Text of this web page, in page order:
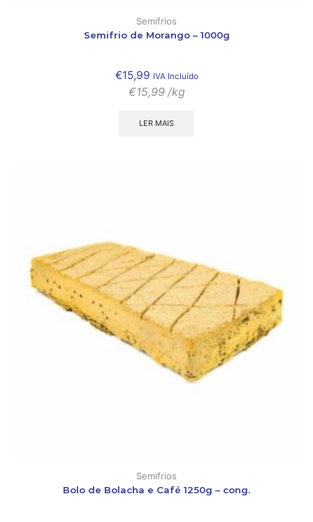
Semifrios
Semifrio de Morango – 1000g
€15,99 IVA Incluído
€15,99 /kg
LER MAIS
Semifrios
Bolo de Bolacha e Café 1250g – cong.